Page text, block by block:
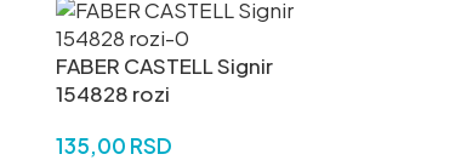
FABER CASTELL Signir
154828 rozi
135,00 RSD